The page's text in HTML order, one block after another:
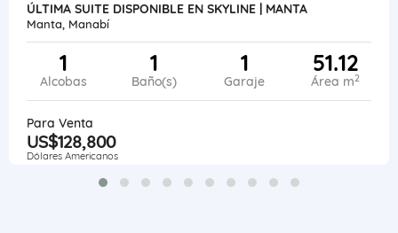
ÚLTIMA SUITE DISPONIBLE EN SKYLINE | MANTA
Manta, Manabí
1
Alcobas
1
Baño(s)
1
Garaje
51.12
Área m2
Para Venta
US$128,800
Dólares Americanos